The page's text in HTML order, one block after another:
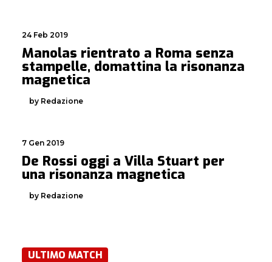
24 Feb 2019
Manolas rientrato a Roma senza
stampelle, domattina la risonanza
magnetica
by Redazione
7 Gen 2019
De Rossi oggi a Villa Stuart per
una risonanza magnetica
by Redazione
ULTIMO MATCH